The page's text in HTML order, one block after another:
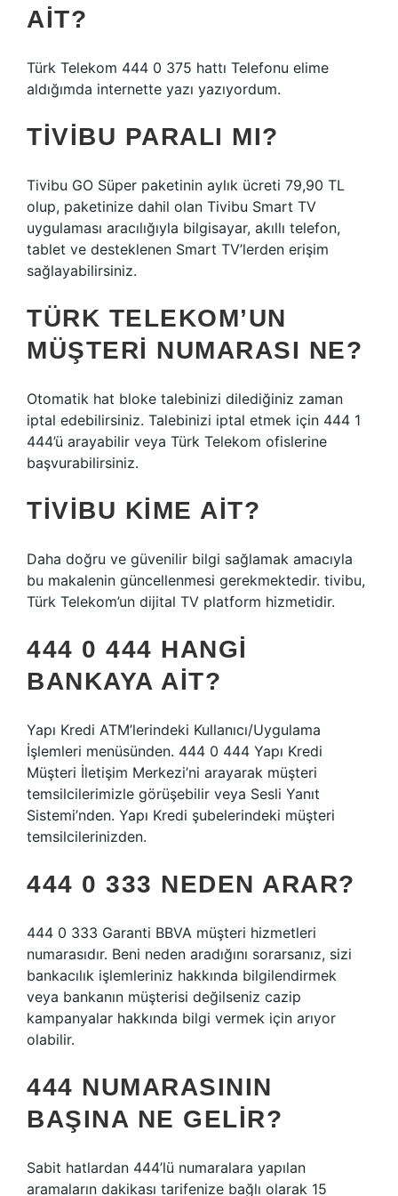
AIT?
Türk Telekom 444 0 375 hattı Telefonu elime
aldığımda internette yazı yazıyordum.
TIVIBU PARALI MI?
Tivibu GO Süper paketinin aylık ücreti 79,90 TL
olup, paketinize dahil olan Tivibu Smart TV
uygulaması aracılığıyla bilgisayar, akıllı telefon,
tablet ve desteklenen Smart TV’lerden erişim
sağlayabilirsiniz.
TÜRK TELEKOM’UN
MÜŞTERI NUMARASI NE?
Otomatik hat bloke talebinizi dilediğiniz zaman
iptal edebilirsiniz. Talebinizi iptal etmek için 444 1
444’ü arayabilir veya Türk Telekom ofislerine
başvurabilirsiniz.
TIVIBU KIME AIT?
Daha doğru ve güvenilir bilgi sağlamak amacıyla
bu makalenin güncellenmesi gerekmektedir. tivibu,
Türk Telekom’un dijital TV platform hizmetidir.
444 0 444 HANGI
BANKAYA AIT?
Yapı Kredi ATM’lerindeki Kullanıcı/Uygulama
İşlemleri menüsünden. 444 0 444 Yapı Kredi
Müşteri İletişim Merkezi’ni arayarak müşteri
temsilcilerimizle görüşebilir veya Sesli Yanıt
Sistemi’nden. Yapı Kredi şubelerindeki müşteri
temsilcilerinizden.
444 0 333 NEDEN ARAR?
444 0 333 Garanti BBVA müşteri hizmetleri
numarasıdır. Beni neden aradığını sorarsanız, sizi
bankacılık işlemleriniz hakkında bilgilendirmek
veya bankanın müşterisi değilseniz cazip
kampanyalar hakkında bilgi vermek için arıyor
olabilir.
444 NUMARASININ
BAŞINA NE GELIR?
Sabit hatlardan 444’lü numaralara yapılan
aramaların dakikası tarifenize bağlı olarak 15